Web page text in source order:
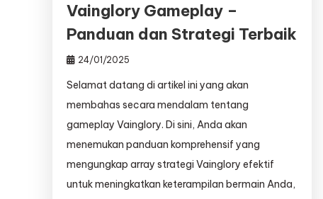
Vainglory Gameplay –
Panduan dan Strategi Terbaik
24/01/2025
Selamat datang di artikel ini yang akan
membahas secara mendalam tentang
gameplay Vainglory. Di sini, Anda akan
menemukan panduan komprehensif yang
mengungkap array strategi Vainglory efektif
untuk meningkatkan keterampilan bermain Anda,